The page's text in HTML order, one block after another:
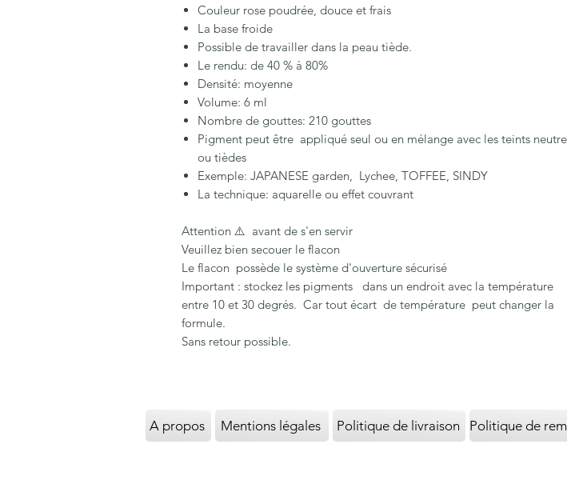
Couleur rose poudrée, douce et frais
La base froide
Possible de travailler dans la peau tiède.
Le rendu: de 40 % à 80%
Densité: moyenne
Volume: 6 ml
Nombre de gouttes: 210 gouttes
Pigment peut être appliqué seul ou en mélange avec les teints
ou tièdes
Exemple: JAPANESE garden, Lychee, TOFFEE, SINDY
La technique: aquarelle ou effet couvrant
Attention ⚠️ avant de s'en servir
Veuillez bien secouer le flacon
Le flacon possède le système d'ouverture sécurisé
Important : stockez les pigments dans un endroit avec la température
entre 10 et 30 degrés. Car tout écart de température peut changer la
formule.
Sans retour possible.
A propos Mentions légales Politique de livraison